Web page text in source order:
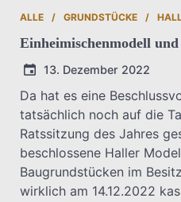
ALLE GRUNDSTÜCKE
Einheimischenmodell
T.Dreier
13. Dezember 2022
Da hat es eine
tatsächlich noch auf die
Ratssitzung des Jahres
beschlossene Haller
Baugrundstücken im
wirklich am 14.12.2022